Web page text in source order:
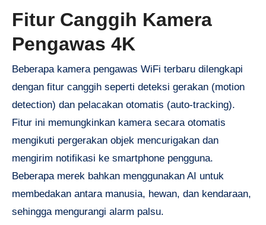
Fitur Canggih Kamera
Pengawas 4K
Beberapa kamera pengawas WiFi terbaru dilengkapi
dengan fitur canggih seperti deteksi gerakan (motion
detection) dan pelacakan otomatis (auto-tracking).
Fitur ini memungkinkan kamera secara otomatis
mengikuti pergerakan objek mencurigakan dan
mengirim notifikasi ke smartphone pengguna.
Beberapa merek bahkan menggunakan AI untuk
membedakan antara manusia, hewan, dan kendaraan,
sehingga mengurangi alarm palsu.